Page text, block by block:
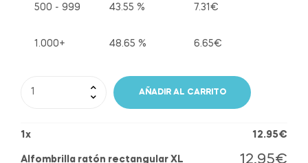
500 - 999 43.55 % 7.31 €
1.000+ 48.65 % 6.65€
AÑADIR AL CARRITO
1 x 12.95€
Alfombrilla ratón rectangular XL 12.95€